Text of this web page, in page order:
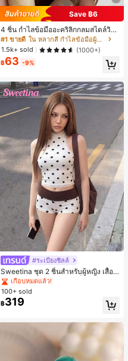
Save ฿6
4 ชิ้น กำไลข้อมืออะคริลิกกลมสไตล์วินเ
ทจหรูหราสำหรับผู้หญิง, ดีไซน์เรียบง่าย
ทันสมัย, เหมาะสำหรับสวมใส่ในชีวิตปร
ะจำวันและโอกาสต่างๆ, ของขวัญสำหรั
บเธอ
#1 ขายดี
ใน หลากสี กำไลข้อมือผู้หญิง
1.5k+ sold
(1000+)
฿63 -9%
#ระเบียงชิลล์
Sweetina ชุด 2 ชิ้นสำหรับผู้หญิง เสื้อก
ล้ามเข้ารูปพิมพ์ลายจุดสีบล็อกหลังเปิด
และกางเกงขาสั้นเอวพับ
#1 ขายดี
ใน สีกากี ชุดทูพีซสำหรับผู้หญิง
เกือบหมดแล้ว!
#1 ขายดี
เกือบหมดแล้ว!
#1 ขายดี
เกือบหมดแล้ว!
#1 ขายดี
เกือบหมดแล้ว!
100+ sold
฿319